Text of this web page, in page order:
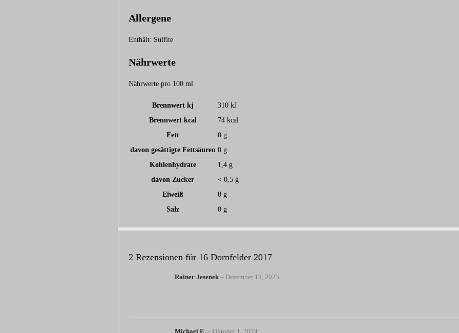
Allergene
Enthält: Sulfite
Nährwerte
Nährwerte pro 100 ml
Brennwert kj 310 kJ
Brennwert kcal
74 kcal
Fett
0 g
davon gesättigte Fettsäuren 0 g
Kohlenhydrate
1,4 g
davon Zucker < 0,5 g
Eiweiß
0 g
Salz
0 g
2 Rezensionen für 16 Dornfelder 2017
Rainer Jesenek – Dezember 13, 2023